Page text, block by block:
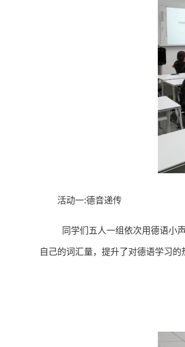
活动一:德音递传
同学们五人一组依次用德语小
自己的词汇量，提升了对德语学习